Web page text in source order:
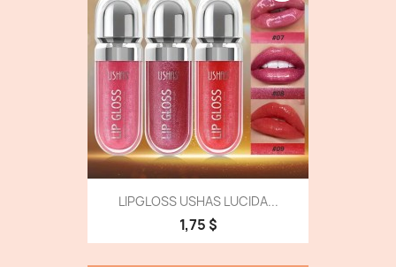
LIPGLOSS USHAS LUCIDA...
1,75 $